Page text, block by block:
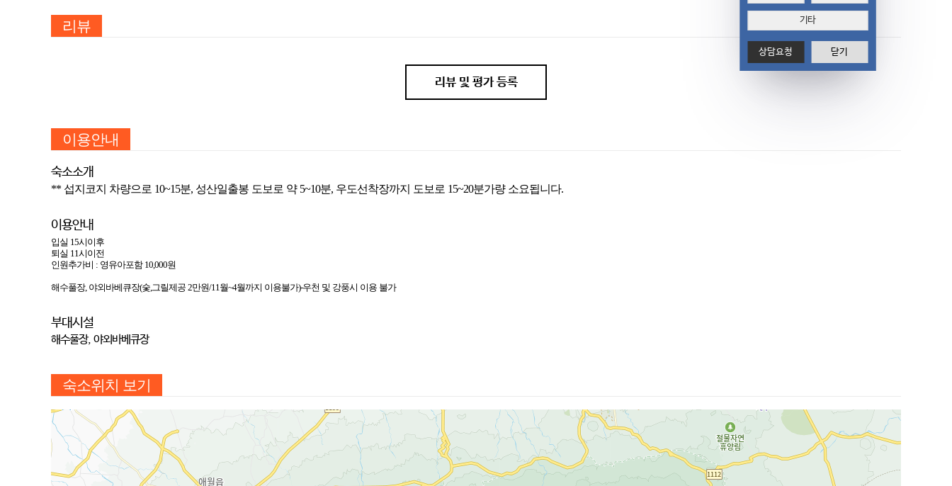
기타
상담요청 닫기
리뷰
리뷰 및 평가 등록
이용안내
숙소소개
** 섭지코지 차량으로 10~15분, 성산일출봉 도보로 약 5~10분, 우도선착장까지 도보로 15~20분가량 소요됩니다.
이용안내
입실 15시이후
퇴실 11시이전
인원추가비 : 영유아포함 10,000원
해수풀장, 야외바베큐장(숯,그릴제공 2만원/11월~4월까지 이용불가)-우천 및 강풍시 이용 불가
부대시설
해수풀장, 야외바베큐장
숙소위치 보기